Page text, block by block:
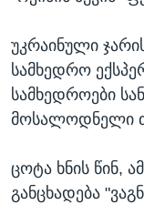
უკრაინული
სამხედრო
სამხედროები
მოსალოდნელი
ცოტა ხნის წინ,
განცხადება